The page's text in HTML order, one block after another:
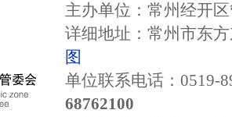
主办单位：常州经开
详细地址：常州市东
图
单位联系电话：0519-
68762100